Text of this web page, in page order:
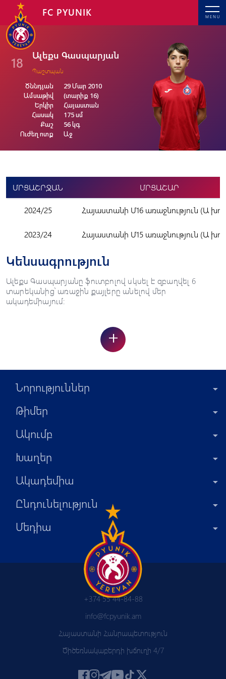
MENU
FC PYUNIK
18 Ալեքս Գասպարյան
Պաշտպան
Ծննդյան
Ամսաթիվ
Երկիր
Հասակ
Քաշ
Ուժեղ ոտք
29 Մար 2010
(տարիք 16)
Հայաստան
175 սմ
56 կգ
Աջ
ՄՐՑԱՇՐՋԱՆ ՄՐՑԱՇԱՐ
2024/25 Հայաստանի Մ16 առաջնություն (Ա
2023/24 Հայաստանի Մ15 առաջնություն (Ա
Կենսագրություն
Ալեքս Գասպարյանը ֆուտբոլով սկսել է զբաղվել 6
տարեկանից՝ առաջին քայլերը անելով մեր
ակադեմիայում:
+
Նորություններ
Թիմեր
Ակումբ
Խաղեր
Ակադեմիա
Ընդունելություն
Մեդիա
+374 55 44-84-88
info@fcpyunik.am
Հայաստանի Հանրապետություն
Ծիծեռնակաբերդի խճուղի 4/7